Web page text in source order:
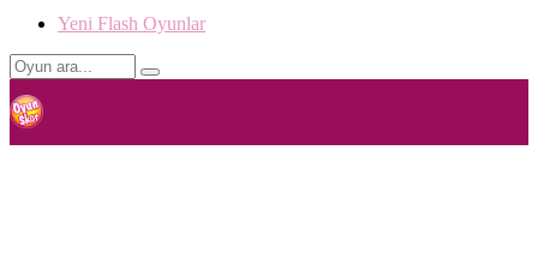
Yeni Flash Oyunlar